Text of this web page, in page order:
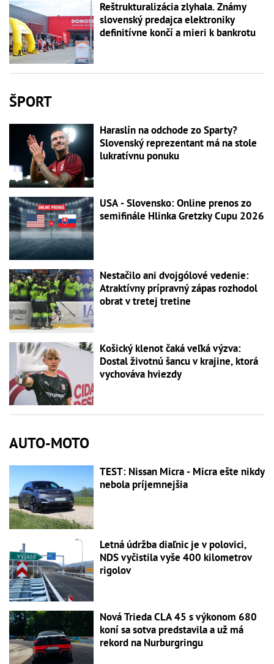
Reštrukturalizácia zlyhala. Známy
slovenský predajca elektroniky
definitívne končí a mieri k bankrotu
ŠPORT
Haraslín na odchode zo Sparty?
Slovenský reprezentant má na stole
lukratívnu ponuku
USA - Slovensko: Online prenos zo
semifinále Hlinka Gretzky Cupu 2026
Nestačilo ani dvojgólové vedenie:
Atraktívny prípravný zápas rozhodol
obrat v tretej tretine
Košický klenot čaká veľká výzva:
Dostal životnú šancu v krajine, ktorá
vychováva hviezdy
AUTO-MOTO
TEST: Nissan Micra - Micra ešte nikdy
nebola príjemnejšia
Letná údržba diaľnic je v polovici,
NDS vyčistila vyše 400 kilometrov
rigolov
Nová Trieda CLA 45 s výkonom 680
koní sa sotva predstavila a už má
rekord na Nurburgringu